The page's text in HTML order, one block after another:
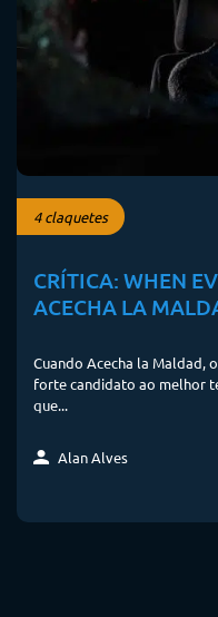
4 claquetes
CRÍTICA: WHEN
ACECHA LA
Cuando Acecha la Maldad,
forte candidato ao melhor
que...
Alan Alves